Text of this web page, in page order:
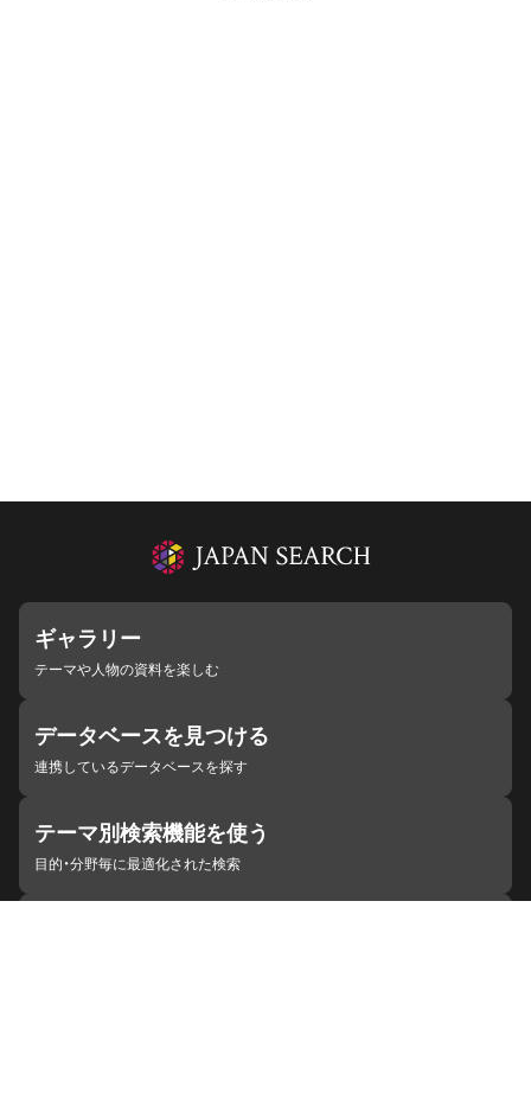
ギャラリー
テーマや人物の資料を楽しむ
データベースを見つける
連携しているデータベースを探す
テーマ別検索機能を使う
目的・分野毎に最適化された検索